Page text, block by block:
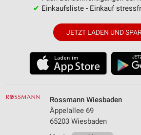
✔ Einkaufsliste - Einkauf
JETZT LADEN UND
Rossmann Wiesbaden
Äppelallee 69
65203 Wiesbaden